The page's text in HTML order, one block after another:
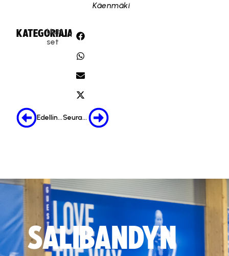
Käenmäki
KATEGORIA:
Uuti
set
JAA:
Edellinen Seuraava
SALIBANDYN